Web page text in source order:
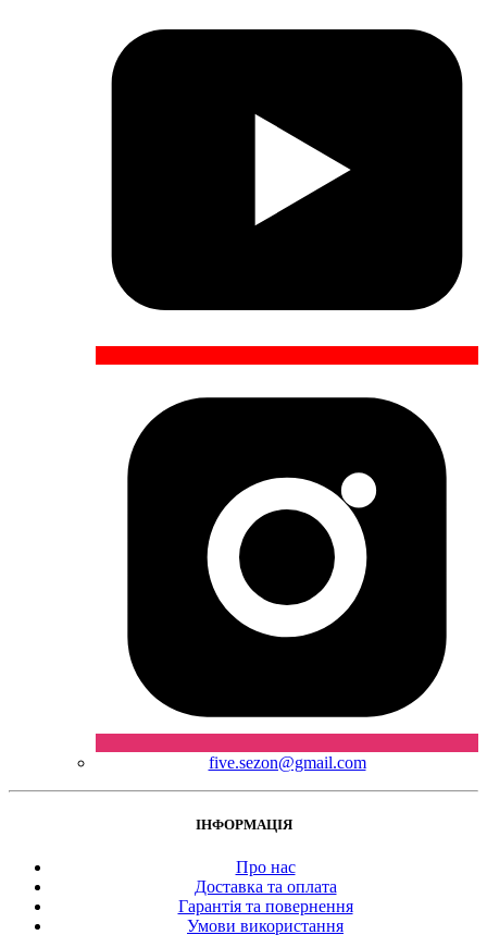
five.sezon@gmail.com
ІНФОРМАЦІЯ
Про нас
Доставка та оплата
Гарантія та повернення
Умови використання